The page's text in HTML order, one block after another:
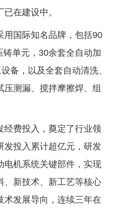
在建设中。
用国际知名品牌，包括90
单元，30余套全自动加
备，以及全套自动清洗、
测漏、搅拌摩擦焊、组
经费投入，奠定了行业领
发投入累计超亿元，研发
电机系统关键部件，实现
、新技术、新工艺等核心
术发展导向，连续三年在